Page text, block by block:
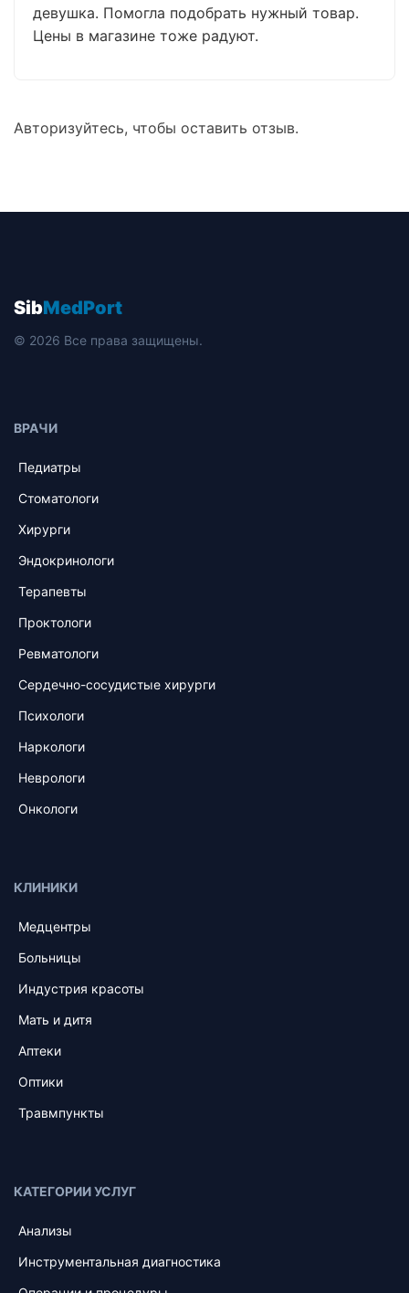
девушка. Помогла подобрать нужный товар.
Цены в магазине тоже радуют.
Авторизуйтесь, чтобы оставить отзыв.
SibMedPort
© 2026 Все права защищены.
ВРАЧИ
Педиатры
Стоматологи
Хирурги
Эндокринологи
Терапевты
Проктологи
Ревматологи
Сердечно-сосудистые хирурги
Психологи
Наркологи
Неврологи
Онкологи
КЛИНИКИ
Медцентры
Больницы
Индустрия красоты
Мать и дитя
Аптеки
Оптики
Травмпункты
КАТЕГОРИИ УСЛУГ
Анализы
Инструментальная диагностика